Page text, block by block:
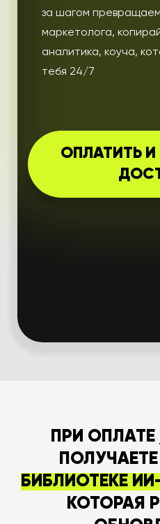
за шагом
маркетолога,
аналитика, коуча,
тебя 24/7
ОПЛАТИТЬ
ПРИ ОПЛАТЕ
ПОЛУЧАЕТЕ
БИБЛИОТЕКЕ
КОТОРАЯ